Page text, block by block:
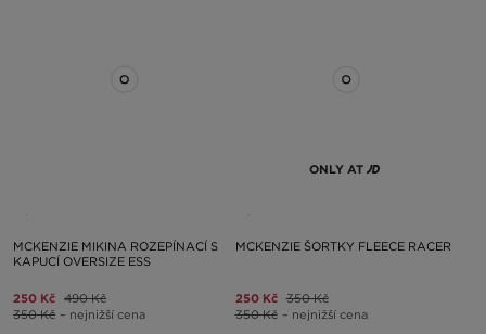
MCKENZIE MIKINA ROZEPÍNACÍ S
KAPUCÍ OVERSIZE ESS
250 Kč 490 Kč
350 Kč – nejnižší cena
ONLY AT
MCKENZIE ŠORTKY FLEECE RACER
250 Kč 350 Kč
350 Kč – nejnižší cena